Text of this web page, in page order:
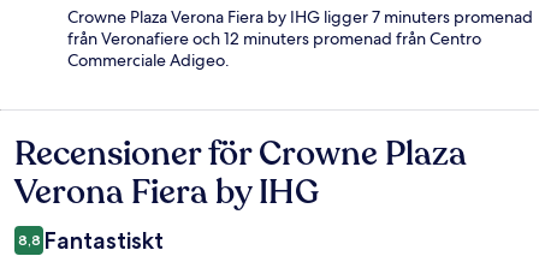
Crowne Plaza Verona Fiera by IHG ligger 7 minuters promenad
från Veronafiere och 12 minuters promenad från Centro
Commerciale Adigeo.
Recensioner
Recensioner för Crowne Plaza
Verona Fiera by IHG
8,8 Fantastiskt